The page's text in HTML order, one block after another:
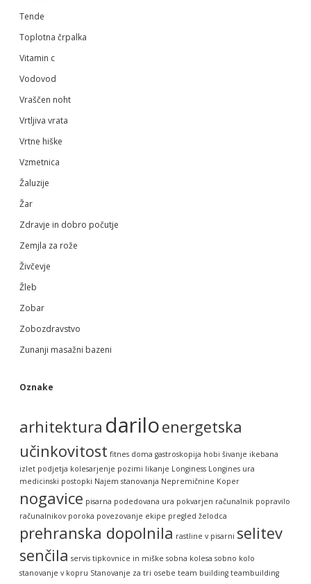
Tende
Toplotna črpalka
Vitamin c
Vodovod
Vraščen noht
Vrtljiva vrata
Vrtne hiške
Vzmetnica
Žaluzije
Žar
Zdravje in dobro počutje
Zemjla za rože
Živčevje
Žleb
Zobar
Zobozdravstvo
Zunanji masažni bazeni
Oznake
arhitektura dariloenergetska
učinkovitost fitnes doma gastroskopija hobi šivanje ikebana
izlet podjetja kolesarjenje pozimi likanje Longiness Longines ura
medicinski postopki Najem stanovanja Nepremičnine Koper
nogavice pisarna podedovana ura pokvarjen računalnik popravilo
računalnikov poroka povezovanje ekipe pregled želodca
prehranska dopolnila rastline v pisarni selitev
senčila servis tipkovnice in miške sobna kolesa sobno kolo
stanovanje v kopru Stanovanje za tri osebe team building teambuilding